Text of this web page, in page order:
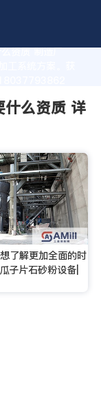
资质 制造厂
系统方案。获
什么资质 详
了解更加全面的时
子片石砂粉设备|